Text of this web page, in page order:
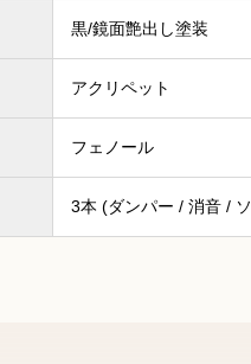
黒/鏡面艶出し塗装
アクリペット
フェノール
3本 (ダンパー / 消音 /